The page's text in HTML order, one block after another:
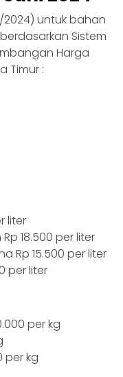
untuk bahan
Sistem
Harga
Timur :
liter
18.500 per liter
Rp 15.500 per liter
per liter
per kg
per kg